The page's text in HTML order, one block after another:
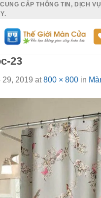
CẤP THÔNG TIN, DỊCH
23
29, 2019 at800 × 800 in